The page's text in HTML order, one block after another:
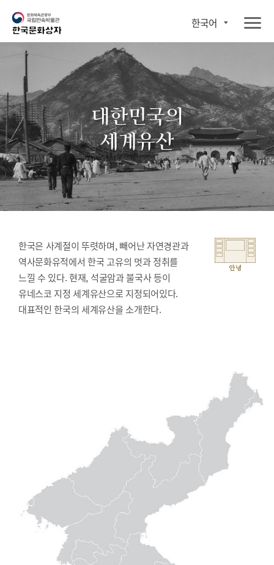
한국어
대한민국의
세계유산
한국은 사계절이 뚜렷하며, 빼어난 자연경관과
역사문화유적에서 한국 고유의 멋과 정취를
느낄 수 있다. 현재, 석굴암과 불국사 등이
유네스코 지정 세계유산으로 지정되어있다.
대표적인 한국의 세계유산을 소개한다.
안녕